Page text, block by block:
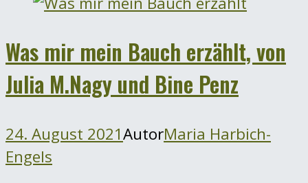
Was mir mein Bauch erzählt, von
Julia M.Nagy und Bine Penz
24. August 2021AutorMaria Harbich-
Engels